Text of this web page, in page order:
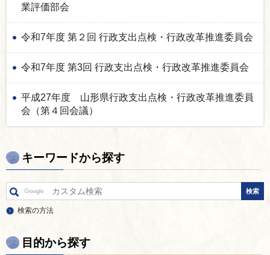
業評価部会
令和7年度 第２回 行政支出点検・行政改革推進委員会
令和7年度 第3回 行政支出点検・行政改革推進委員会
平成27年度 山形県行政支出点検・行政改革推進委員
会（第４回会議）
キーワードから探す
検索の方法
目的から探す